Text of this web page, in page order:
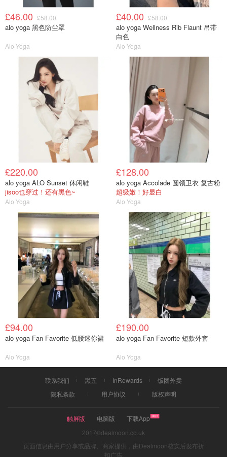
£46.00 £58.00
alo yoga 黑色防尘罩
Alo Yoga
£40.00 £58.00
alo yoga Wellness Rib Flaunt 吊带
白色
Alo Yoga
£220.00
alo yoga ALO Sunset 休闲鞋
jisoo也穿过！还有黑色~
Alo Yoga
£128.00
alo yoga Accolade 圆领卫衣 复古粉
超级嫩！好显白
Alo Yoga
£94.00
alo yoga Fan Favorite 低腰迷你裙
Alo Yoga
£190.00
alo yoga Fan Favorite 短款外套
Alo Yoga
联系我们 黑五 InRewards
饭团外卖
隐私条款
用户协议 版权声明
触屏版 电脑版
下载App
2017©dealmoon.co.uk
页面信息由用户分享或品牌、商家提供，由Dealmoon核实后发布折
扣广告